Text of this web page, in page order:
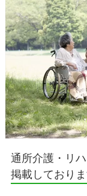
通所介護・リ
掲載しており